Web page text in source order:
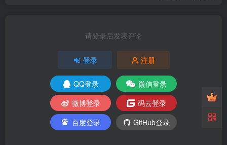
请登录后发表评论
登录 注册
QQ登录
微信登录
微博登录
码云登录
百度登录
GitHub登录